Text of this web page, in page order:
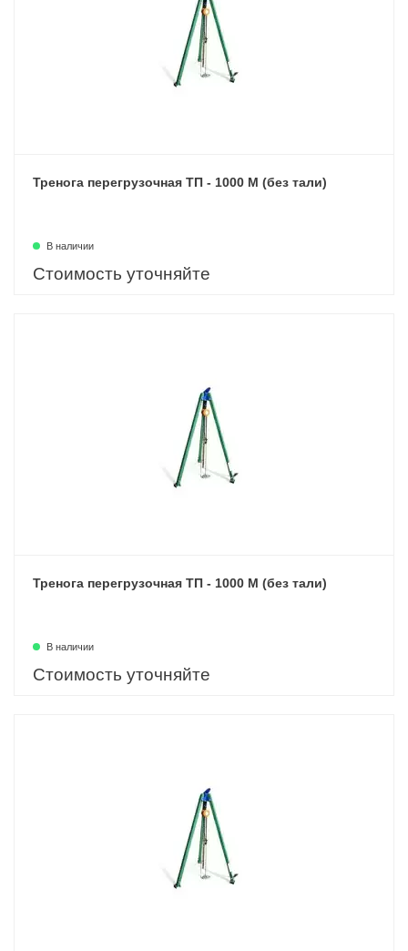
Тренога перегрузочная ТП - 1000 М (без тали)
В наличии
Стоимость уточняйте
Тренога перегрузочная ТП - 1000 М (без тали)
В наличии
Стоимость уточняйте